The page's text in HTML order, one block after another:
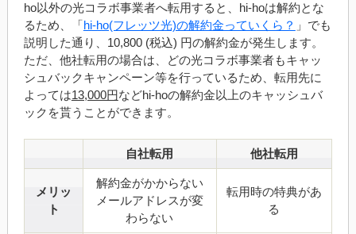
ho以外の光コラボ事業者へ転用すると、hi-hoは解約とな
るため、「hi-ho(フレッツ光)の解約金っていくら？ 」でも
説明した通り、10,800 (税込) 円の解約金が発生します。
ただ、他社転用の場合は、どの光コラボ事業者もキャッ
シュバックキャンペーン等を行っているため、転用先に
よっては13,000円などhi-hoの解約金以上のキャッシュバ
ックを貰うことができます。
自社転用 他社転用
メリッ
ト
解約金がかからない
メールアドレスが変
わらない
転用時の特典があ
る